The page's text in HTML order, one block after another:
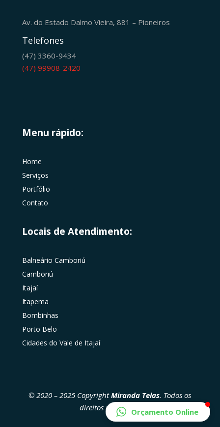
Av. do Estado Dalmo Vieira, 881 – Pioneiros
Telefones
(47) 3360-9434
(47) 99908-2420
Menu rápido:
Home
Serviços
Portfólio
Contato
Locais de Atendimento:
Balneário Camboriú
Camboriú
Itajaí
Itapema
Bombinhas
Porto Belo
Cidades do Vale de Itajaí
© 2020 – 2025 CopyrightMiranda Telas. Todos os
direitos reservadosOrçamento Online